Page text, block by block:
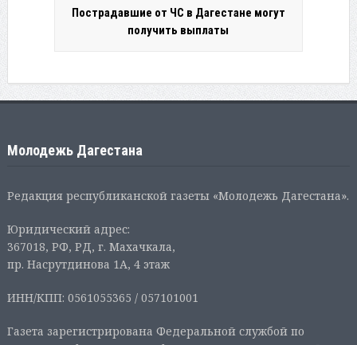
Пострадавшие от ЧС в Дагестане могут
получить выплаты
Молодежь Дагестана
Редакция республиканской газеты «Молодежь Дагестана».
Юридический адрес:
367018, РФ, РД, г. Махачкала,
пр. Насрутдинова 1А, 4 этаж
ИНН/КПП: 0561055365 / 057101001
Газета зарегистрирована Федеральной службой по